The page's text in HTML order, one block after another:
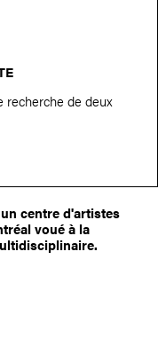
recherche de deux
centre d'artistes
voué à la